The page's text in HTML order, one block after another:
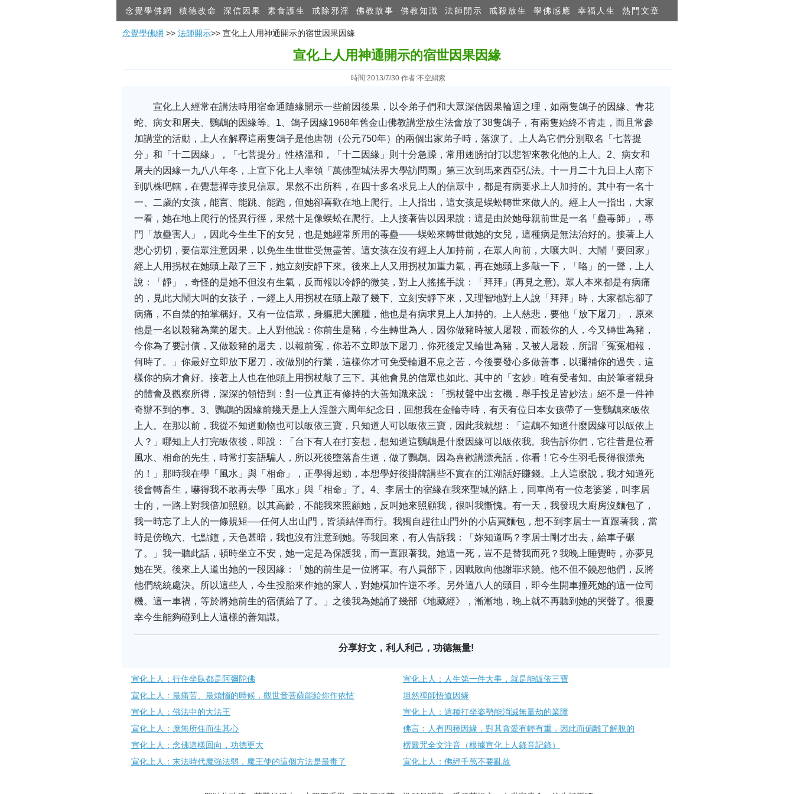
念覺學佛網 積德改命 深信因果 素食護生 戒除邪淫 佛教故事 佛教知識 法師開示 戒殺放生 學佛感應 幸福人生 熱門文章
念覺學佛網 >> 法師開示>> 宣化上人用神通開示的宿世因果因緣
宣化上人用神通開示的宿世因果因緣
時間:2013/7/30 作者:不空絹索
宣化上人經常在講法時用宿命通隨緣開示一些前因後果，以令弟子們和大眾深信因果輪迴之理，如兩隻鴿子的因緣、青花
蛇、病女和屠夫、鸚鵡的因緣等。1、鴿子因緣1968年舊金山佛教講堂放生法會放了38隻鴿子，有兩隻始終不肯走，而且常參
加講堂的活動，上人在解釋這兩隻鴿子是他唐朝（公元750年）的兩個出家弟子時，落淚了。上人為它們分別取名「七菩提
分」和「十二因緣」，「七菩提分」性格溫和，「十二因緣」則十分急躁，常用翅膀拍打以悲智來教化他的上人。2、病女和
屠夫的因緣一九八八年冬，上宣下化上人率領「萬佛聖城法界大學訪問團」第三次到馬來西亞弘法。十一月二十九日上人南下
到叭株吧轄，在覺慧禪寺接見信眾。果然不出所料，在四十多名求見上人的信眾中，都是有病要求上人加持的。其中有一名十
一、二歲的女孩，能言、能跳、能跑，但她卻喜歡在地上爬行。上人指出，這女孩是蜈蚣轉世來做人的。經上人一指出，大家
一看，她在地上爬行的怪異行徑，果然十足像蜈蚣在爬行。上人接著告以因果說：這是由於她母親前世是一名「蠱毒師」，專
門「放蠱害人」，因此今生生下的女兒，也是她經常所用的毒蠱——蜈蚣來轉世做她的女兒，這種病是無法治好的。接著上人
悲心切切，要信眾注意因果，以免生生世世受無盡苦。這女孩在沒有經上人加持前，在眾人向前，大嚷大叫、大鬧「要回家」
經上人用拐杖在她頭上敲了三下，她立刻安靜下來。後來上人又用拐杖加重力氣，再在她頭上多敲一下，「咯」的一聲，上人
說：「靜」，奇怪的是她不但沒有生氣，反而報以冷靜的微笑，對上人搖搖手說：「拜拜」(再見之意)。眾人本來都是有病痛
的，見此大鬧大叫的女孩子，一經上人用拐杖在頭上敲了幾下、立刻安靜下來，又理智地對上人說「拜拜」時，大家都忘卻了
病痛，不自禁的拍掌稱好。又有一位信眾，身軀肥大臃腫，他也是有病求見上人加持的。上人慈悲，要他「放下屠刀」，原來
他是一名以殺豬為業的屠夫。上人對他說：你前生是豬，今生轉世為人，因你做豬時被人屠殺，而殺你的人，今又轉世為豬，
今你為了要討債，又做殺豬的屠夫，以報前冤，你若不立即放下屠刀，你死後定又輪世為豬，又被人屠殺，所謂「冤冤相報，
何時了。」你最好立即放下屠刀，改做別的行業，這樣你才可免受輪迴不息之苦，今後要發心多做善事，以彌補你的過失，這
樣你的病才會好。接著上人也在他頭上用拐杖敲了三下。其他會見的信眾也如此。其中的「玄妙」唯有受者知。由於筆者親身
的體會及觀察所得，深深的領悟到：對一位真正有修持的大善知識來說：「拐杖聲中出玄機，舉手投足皆妙法」絕不是一件神
奇辦不到的事。3、鸚鵡的因緣前幾天是上人涅盤六周年紀念日，回想我在金輪寺時，有天有位日本女孩帶了一隻鸚鵡來皈依
上人。在那以前，我從不知道動物也可以皈依三寶，只知道人可以皈依三寶，因此我就想：「這鵡不知道什麼因緣可以皈依上
人？」哪知上人打完皈依後，即說：「台下有人在打妄想，想知道這鸚鵡是什麼因緣可以皈依我。我告訴你們，它往昔是位看
風水、相命的先生，時常打妄語騙人，所以死後墮落畜生道，做了鸚鵡。因為喜歡講漂亮話，你看！它今生羽毛長得很漂亮
的！」那時我在學「風水」與「相命」，正學得起勁，本想學好後掛牌講些不實在的江湖話好賺錢。上人這麼說，我才知道死
後會轉畜生，嚇得我不敢再去學「風水」與「相命」了。4、李居士的宿緣在我來聖城的路上，同車尚有一位老婆婆，叫李居
士的，一路上對我倍加照顧。以其高齡，不能我來照顧她，反叫她來照顧我，很叫我慚愧。有一天，我發現大廚房沒麵包了，
我一時忘了上人的一條規矩──任何人出山門，皆須結伴而行。我獨自趕往山門外的小店買麵包，想不到李居士一直跟著我，當
時是傍晚六、七點鐘，天色甚暗，我也沒有注意到她。等我回來，有人告訴我：「妳知道嗎？李居士剛才出去，給車子碾
了。」我一聽此話，頓時坐立不安，她一定是為保護我，而一直跟著我。她這一死，豈不是替我而死？我晚上睡覺時，亦夢見
她在哭。後來上人道出她的一段因緣：「她的前生是一位將軍。有八員部下，因戰敗向他謝罪求饒。他不但不饒恕他們，反將
他們統統處決。所以這些人，今生投胎來作她的家人，對她橫加忤逆不孝。另外這八人的頭目，即今生開車撞死她的這一位司
機。這一車禍，等於將她前生的宿債給了了。」之後我為她誦了幾部《地藏經》，漸漸地，晚上就不再聽到她的哭聲了。很慶
幸今生能夠碰到上人這樣的善知識。
分享好文，利人利己，功德無量!
宣化上人：行住坐臥都是阿彌陀佛
宣化上人：人生第一件大事，就是能皈依三寶
宣化上人：最痛苦、最煩惱的時候，觀世音菩薩能給你作依怙
坦然禪師悟道因緣
宣化上人：佛法中的大法王
宣化上人：這種打坐姿勢能消滅無量劫的業障
宣化上人：應無所住而生其心
佛言：人有四種因緣，對其貪愛有輕有重，因此而偏離了解脫的
宣化上人：念佛這樣回向，功德更大
楞嚴咒全文注音（根據宣化上人錄音記錄）
宣化上人：末法時代魔強法弱，魔王使的這個方法是最毒了
宣化上人：佛經千萬不要亂放